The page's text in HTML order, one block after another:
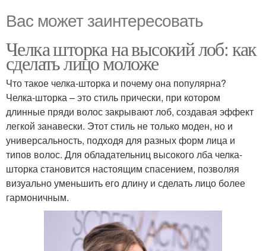
Вас может заинтересовать
Челка шторка на высокий лоб: как
сделать лицо моложе
Что такое челка-шторка и почему она популярна?
Челка-шторка – это стиль прически, при котором
длинные пряди волос закрывают лоб, создавая эффект
легкой занавески. Этот стиль не только моден, но и
универсальность, подходя для разных форм лица и
типов волос. Для обладательниц высокого лба челка-
шторка становится настоящим спасением, позволяя
визуально уменьшить его длину и сделать лицо более
гармоничным.